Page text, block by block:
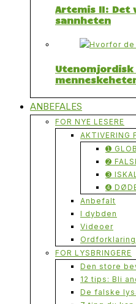
Artemis II: Det
sannheten
ANBEFALES
FOR NYE LESERE
AKTIVERING
➊
➋
➌
➍
Anbefalt
I dybden
Videoer
FOR LYSBRINGERE
Den store
12 tips: Bli
De falske